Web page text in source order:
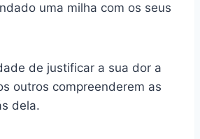
uma milha com os seus
de justificar a sua dor a
outros compreenderem as
dela.